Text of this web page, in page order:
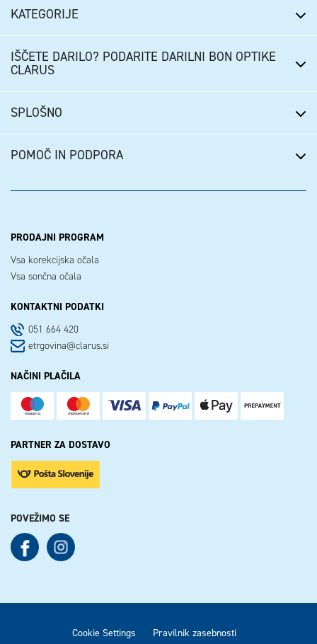
KATEGORIJE
IŠČETE DARILO? PODARITE DARILNI BON OPTIKE
CLARUS
SPLOŠNO
POMOČ IN PODPORA
PRODAJNI PROGRAM
Vsa korekcijska očala
Vsa sončna očala
KONTAKTNI PODATKI
051 664 420
etrgovina@clarus.si
NAČINI PLAČILA
PARTNER ZA DOSTAVO
POVEŽIMO SE
See our FacebookSee our Instagram
Cookie Settings Pravilnik zasebnosti